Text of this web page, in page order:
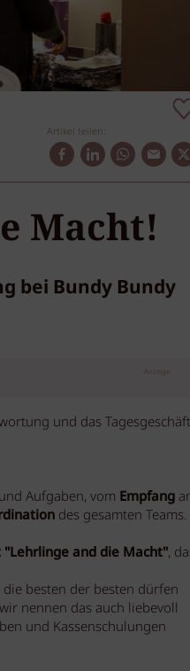
Artikel teilen:
Macht!
bei Bundy Bundy
Anzeige
und das Tagesgeschäft
Aufgaben, vom Empfang
des gesamten Teams.
"Lehrlinge and die Macht",
besten der besten dürfen
nennen das auch liebevoll
und Kassenschulungen